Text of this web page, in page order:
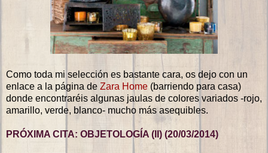
Como toda mi selección es bastante cara, os dejo con un
enlace a la página de Zara Home (barriendo para casa)
donde encontraréis algunas jaulas de colores variados -rojo,
amarillo, verde, blanco- mucho más asequibles.
PRÓXIMA CITA: OBJETOLOGÍA (II) (20/03/2014)